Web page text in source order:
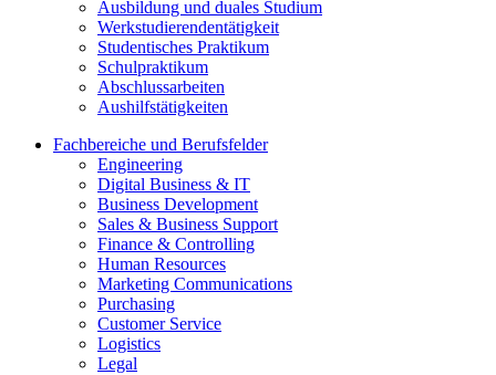
Ausbildung und duales Studium
Werkstudierendentätigkeit
Studentisches Praktikum
Schulpraktikum
Abschlussarbeiten
Aushilfstätigkeiten
Fachbereiche und Berufsfelder
Engineering
Digital Business & IT
Business Development
Sales & Business Support
Finance & Controlling
Human Resources
Marketing Communications
Purchasing
Customer Service
Logistics
Legal